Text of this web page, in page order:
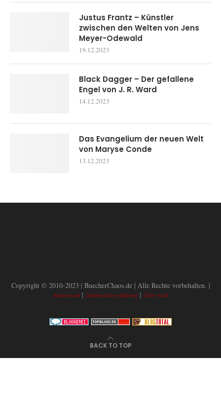
Justus Frantz – Künstler
zwischen den Welten von Jens
Meyer-Odewald
19.12.2023
Black Dagger – Der gefallene
Engel von J. R. Ward
14.12.2023
Das Evangelium der neuen Welt
von Maryse Conde
13.12.2023
Copyright © 2010-2023 | BuecherChaos.de | Alle Rechte vorbehalten. |
Impressum | Datenschutzerklärung| Über mich
BACK TO TOP